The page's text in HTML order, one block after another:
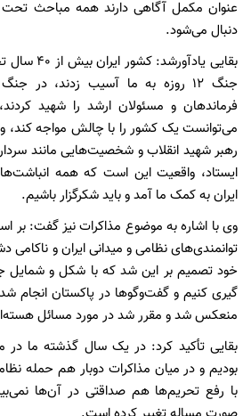
عنوان مکمل آگاهی دارند همه مباحث تحت
دنبال می‌شود.
بقایی
جنگ ۱۲ روزه به ما آسیب زدند، در
فرماندهان و مسئولان ارشد را شهید
می‌توانست یک کشور را با چالش مواجه کند،
رهبر شهید انقلاب و شخصیت‌هایی مانند
ایستاد، واقعیت این است که همه
ایران به کمک ما آمد و باید شکرگزار باشیم.
وی با اشاره به موضوع مذاکرات نیز گفت: بر
توانمندی‌های نظامی و میدانی ایران و
خود تصمیم بر این شد که با شکل و شمایل
گیری کنیم و گفت‌وگوها در پاکستان انجام
منعکس شد و مقرر شد در مورد مسائل
بقایی تأکید کرد: در یک سال گذشته ما در
بودیم و در میان مذاکرات دوبار هم حمله
با رفع تحریم‌ها هم صداقتی در آن‌ها